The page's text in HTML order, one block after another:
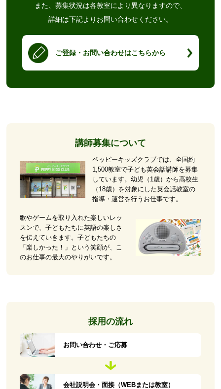
また、募集状況は各教室により異なりますので、
詳細は下記よりお問い合わせください。
ご登録・お問い合わせはこちらから
講師募集について
ペッピーキッズクラブでは、全国約
1,500教室で子ども英会話講師を募集
しています。幼児（1歳）から高校生
（18歳）を対象にした英会話教室の
指導・運営を行うお仕事です。
歌やゲームを取り入れた楽しいレッ
スンで、子どもたちに英語の楽しさ
を伝えていきます。子どもたちの
「楽しかった！」という笑顔が、こ
のお仕事の最大のやりがいです。
採用の流れ
お問い合わせ・ご応募
会社説明会・面接（WEBまたは教室）